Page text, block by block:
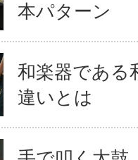
本パターン
和楽器である
違いとは